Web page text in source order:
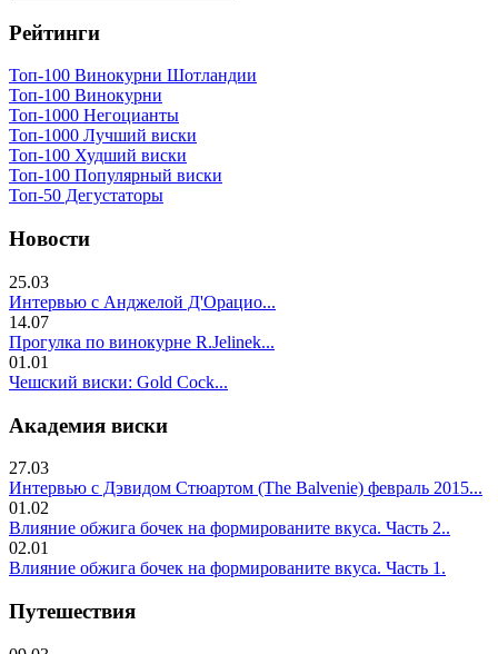
Рейтинги
Топ-100 Винокурни Шотландии
Топ-100 Винокурни
Топ-1000 Негоцианты
Топ-1000 Лучший виски
Топ-100 Худший виски
Топ-100 Популярный виски
Топ-50 Дегустаторы
Новости
25.03
Интервью с Анджелой Д'Орацио...
14.07
Прогулка по винокурне R.Jelinek...
01.01
Чешский виски: Gold Cock...
Академия виски
27.03
Интервью с Дэвидом Стюартом (The Balvenie) февраль 2015...
01.02
Влияние обжига бочек на формированите вкуса. Часть 2..
02.01
Влияние обжига бочек на формированите вкуса. Часть 1.
Путешествия